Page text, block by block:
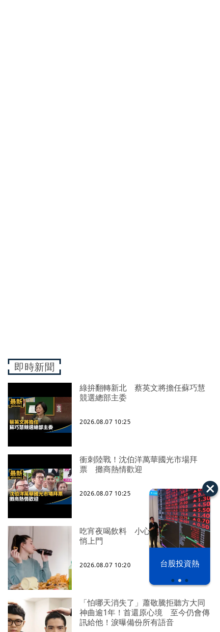
之下
台股投資熱
即時新聞
綠拚翻轉新北 蔡英文將擔任蘇巧慧
競選總部主委
2026.08.07 10:25
衝刺陸戰！沈伯洋萬華國光市場拜
票 攤商熱情歡迎
2026.08.07 10:25
吃宵夜喝飲料 小心「代謝症候群」
悄上門
2026.08.07 10:20
「怕哪天消失了」蕭敬騰拒聽方大同
神曲逾1年！首還原心境 至今仍會傳
訊給他！淚曝備份所有語音